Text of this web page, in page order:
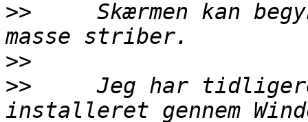
>>
Skærmen kan
>>
>>
Jeg har